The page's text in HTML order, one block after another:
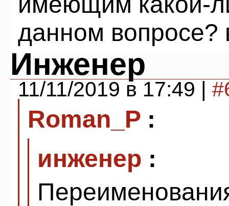
данном
Инженер
11/11/2019 в 17:49 |
Roman_P :
инженер :